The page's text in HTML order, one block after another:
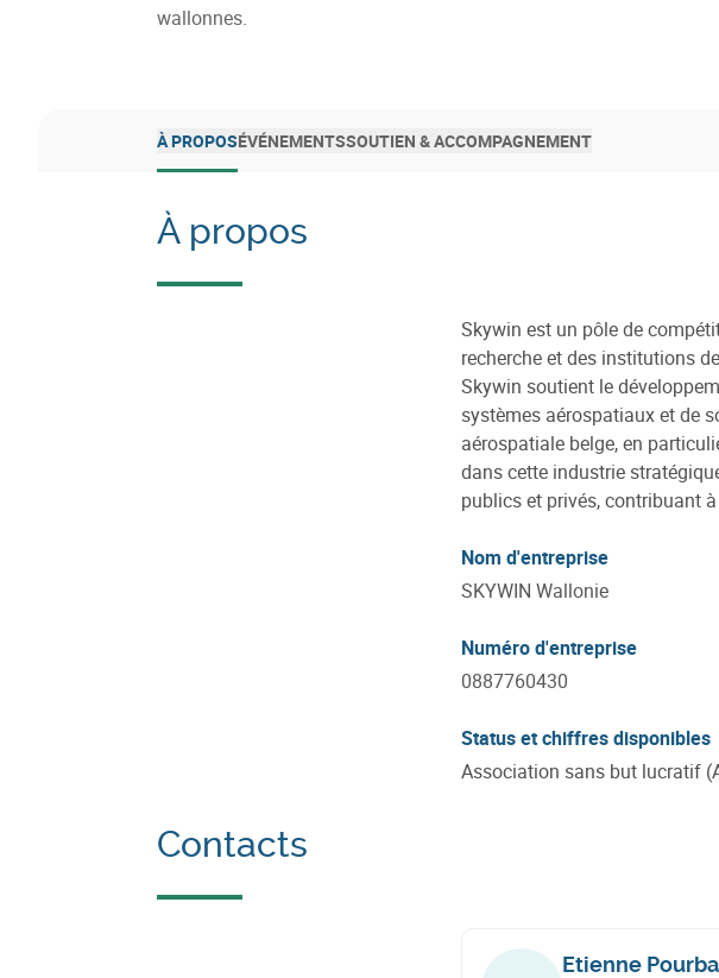
wallonnes.
À PROPOSÉVÉNEMENTSSOUTIEN & ACCOMPAGNEMENT
À propos
Skywin est un pôle de
recherche et des institutions
Skywin soutient le
systèmes aérospatiaux et de
aérospatiale belge, en
dans cette industrie
publics et privés, contribuant
Nom d'entreprise
SKYWIN Wallonie
Numéro d'entreprise
0887760430
Status et chiffres disponibles
Association sans but lucratif
Contacts
Etienne